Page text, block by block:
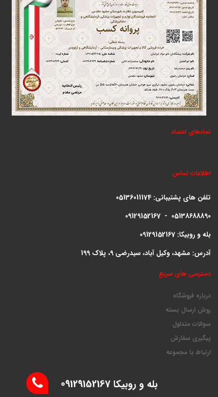
نمادهای اعتماد
اطلاعات تماس
تلفن های پشتیبانی: 05136011174
09129152167 - 05138688890
بله و روبیکا: 09129152167
آدرس: مشهد، وکیل آباد، سیدرضی 9، پلاک 199
دسترسی های سریع
درباره فروشگاه
روش ارسال بسته
سوالات متداول
پیگیری سفارش
ارتباط با مجموعه
بله و روبیکا 09129152167